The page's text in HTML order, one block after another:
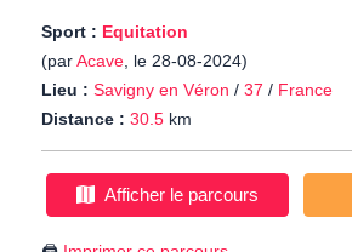
Sport : Equitation
(parAcave, le 28-08-2024)
Lieu : Savigny en Véron / 37 / France
Distance : 30.5 km
Afficher le parcours